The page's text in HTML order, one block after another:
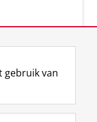
R
S
I
n
Y
o
gebruik van